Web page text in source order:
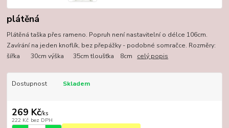
plátěná
Plátěná taška přes rameno. Popruh není nastavitelní o délce 106cm.
Zavírání na jeden knoflík, bez přepážky - podobné somračce. Rozměry:
šířka 30cm výška 35cm tloušťka 8cm celý popis
Dostupnost Skladem
269 Kč/ks
222 Kč bez DPH